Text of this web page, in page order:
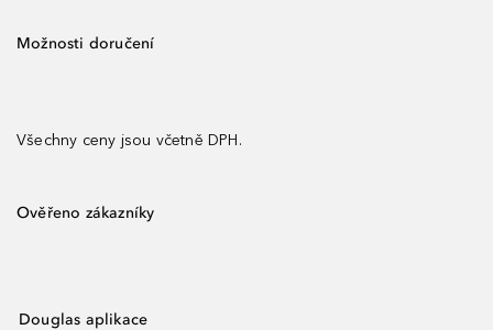
Možnosti doručení
Všechny ceny jsou včetně DPH.
Ověřeno zákazníky
Douglas aplikace